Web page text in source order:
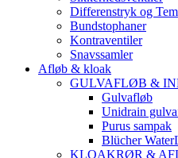
Differenstryk og
Bundstophaner
Kontraventiler
Snavssamler
Afløb & kloak
GULVAFLØB &
Gulvafløb
Unidrain
Purus sampak
Blücher
KLOAKRØR &